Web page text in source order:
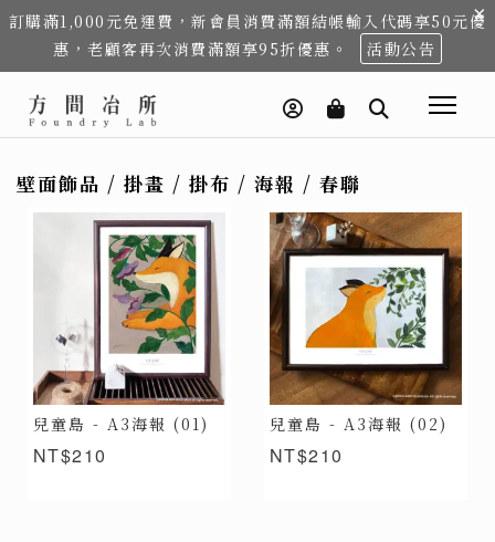
×
訂購滿1,000元免運費，新會員消費滿額結帳輸入代碼享50元優
惠，老顧客再次消費滿額享95折優惠。
活動公告
壁面飾品 / 掛畫 / 掛布 / 海報 / 春聯
兒童島 - A3海報 (01)
NT$210
兒童島 - A3海報 (02)
NT$210